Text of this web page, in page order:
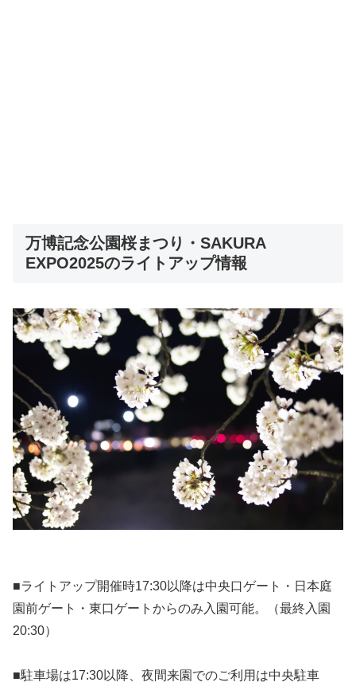
万博記念公園桜まつり・SAKURA
EXPO2025のライトアップ情報
■ライトアップ開催時17:30以降は中央口ゲート・日本庭
園前ゲート・東口ゲートからのみ入園可能。（最終入園
20:30）
■駐車場は17:30以降、夜間来園でのご利用は中央駐車